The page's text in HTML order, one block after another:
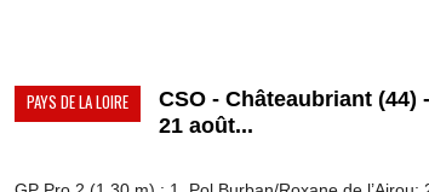
PAYS DE LA LOIRE
CSO - Châteaubriant (44)
21 août...